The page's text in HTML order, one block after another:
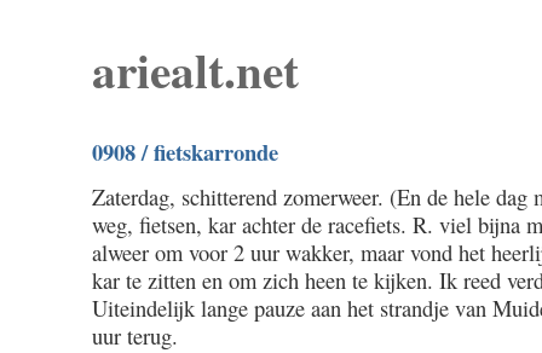
ariealt.net
0908 / fietskarronde
Zaterdag, schitterend zomerweer. (En de hele dag
weg, fietsen, kar achter de racefiets. R. viel bijna
alweer om voor 2 uur wakker, maar vond het
kar te zitten en om zich heen te kijken. Ik reed
Uiteindelijk lange pauze aan het strandje van
uur terug.